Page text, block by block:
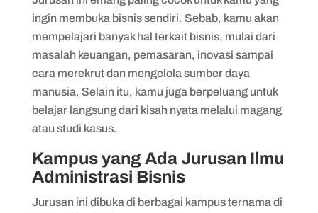
ingin membuka bisnis sendiri. Sebab, kamu akan
mempelajari banyak hal terkait bisnis, mulai dari
masalah keuangan, pemasaran, inovasi sampai
cara merekrut dan mengelola sumber daya
manusia. Selain itu, kamu juga berpeluang untuk
belajar langsung dari kisah nyata melalui magang
atau studi kasus.
Kampus yang Ada Jurusan Ilmu
Administrasi Bisnis
Jurusan ini dibuka di berbagai kampus ternama di